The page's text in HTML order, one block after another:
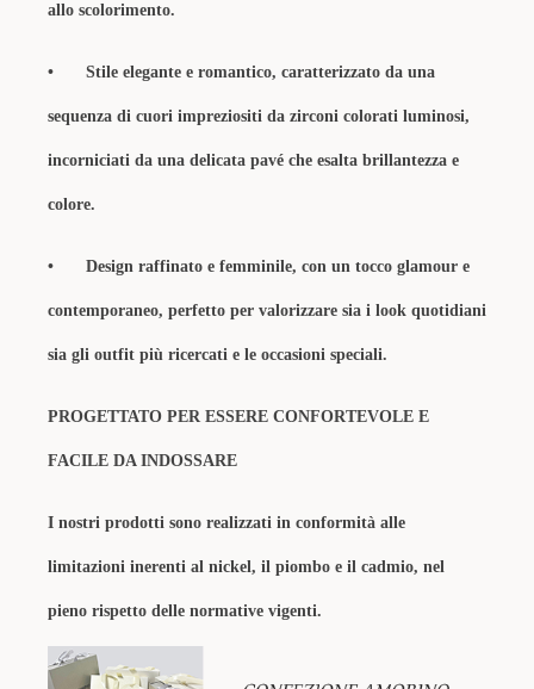
allo scolorimento.
• Stile elegante e romantico, caratterizzato da una
sequenza di cuori impreziositi da zirconi colorati luminosi,
incorniciati da una delicata pavé che esalta brillantezza e
colore.
• Design raffinato e femminile, con un tocco glamour e
contemporaneo, perfetto per valorizzare sia i look quotidiani
sia gli outfit più ricercati e le occasioni speciali.
PROGETTATO PER ESSERE CONFORTEVOLE E
FACILE DA INDOSSARE
I nostri prodotti sono realizzati in conformità alle
limitazioni inerenti al nickel, il piombo e il cadmio, nel
pieno rispetto delle normative vigenti.